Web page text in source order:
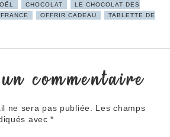
CHOCOLAT
LE CHOCOLAT DES
OFFRIR CADEAU
TABLETTE DE
commentaire
ne sera pas publiée.
Les champs
avec*